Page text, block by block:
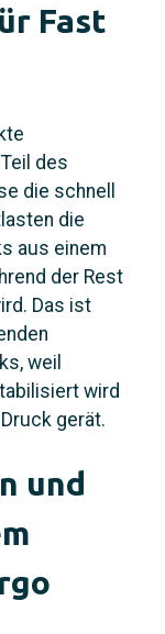
Fast
des
die schnell
die
aus einem
der Rest
Das ist
weil
wird
gerät.
und